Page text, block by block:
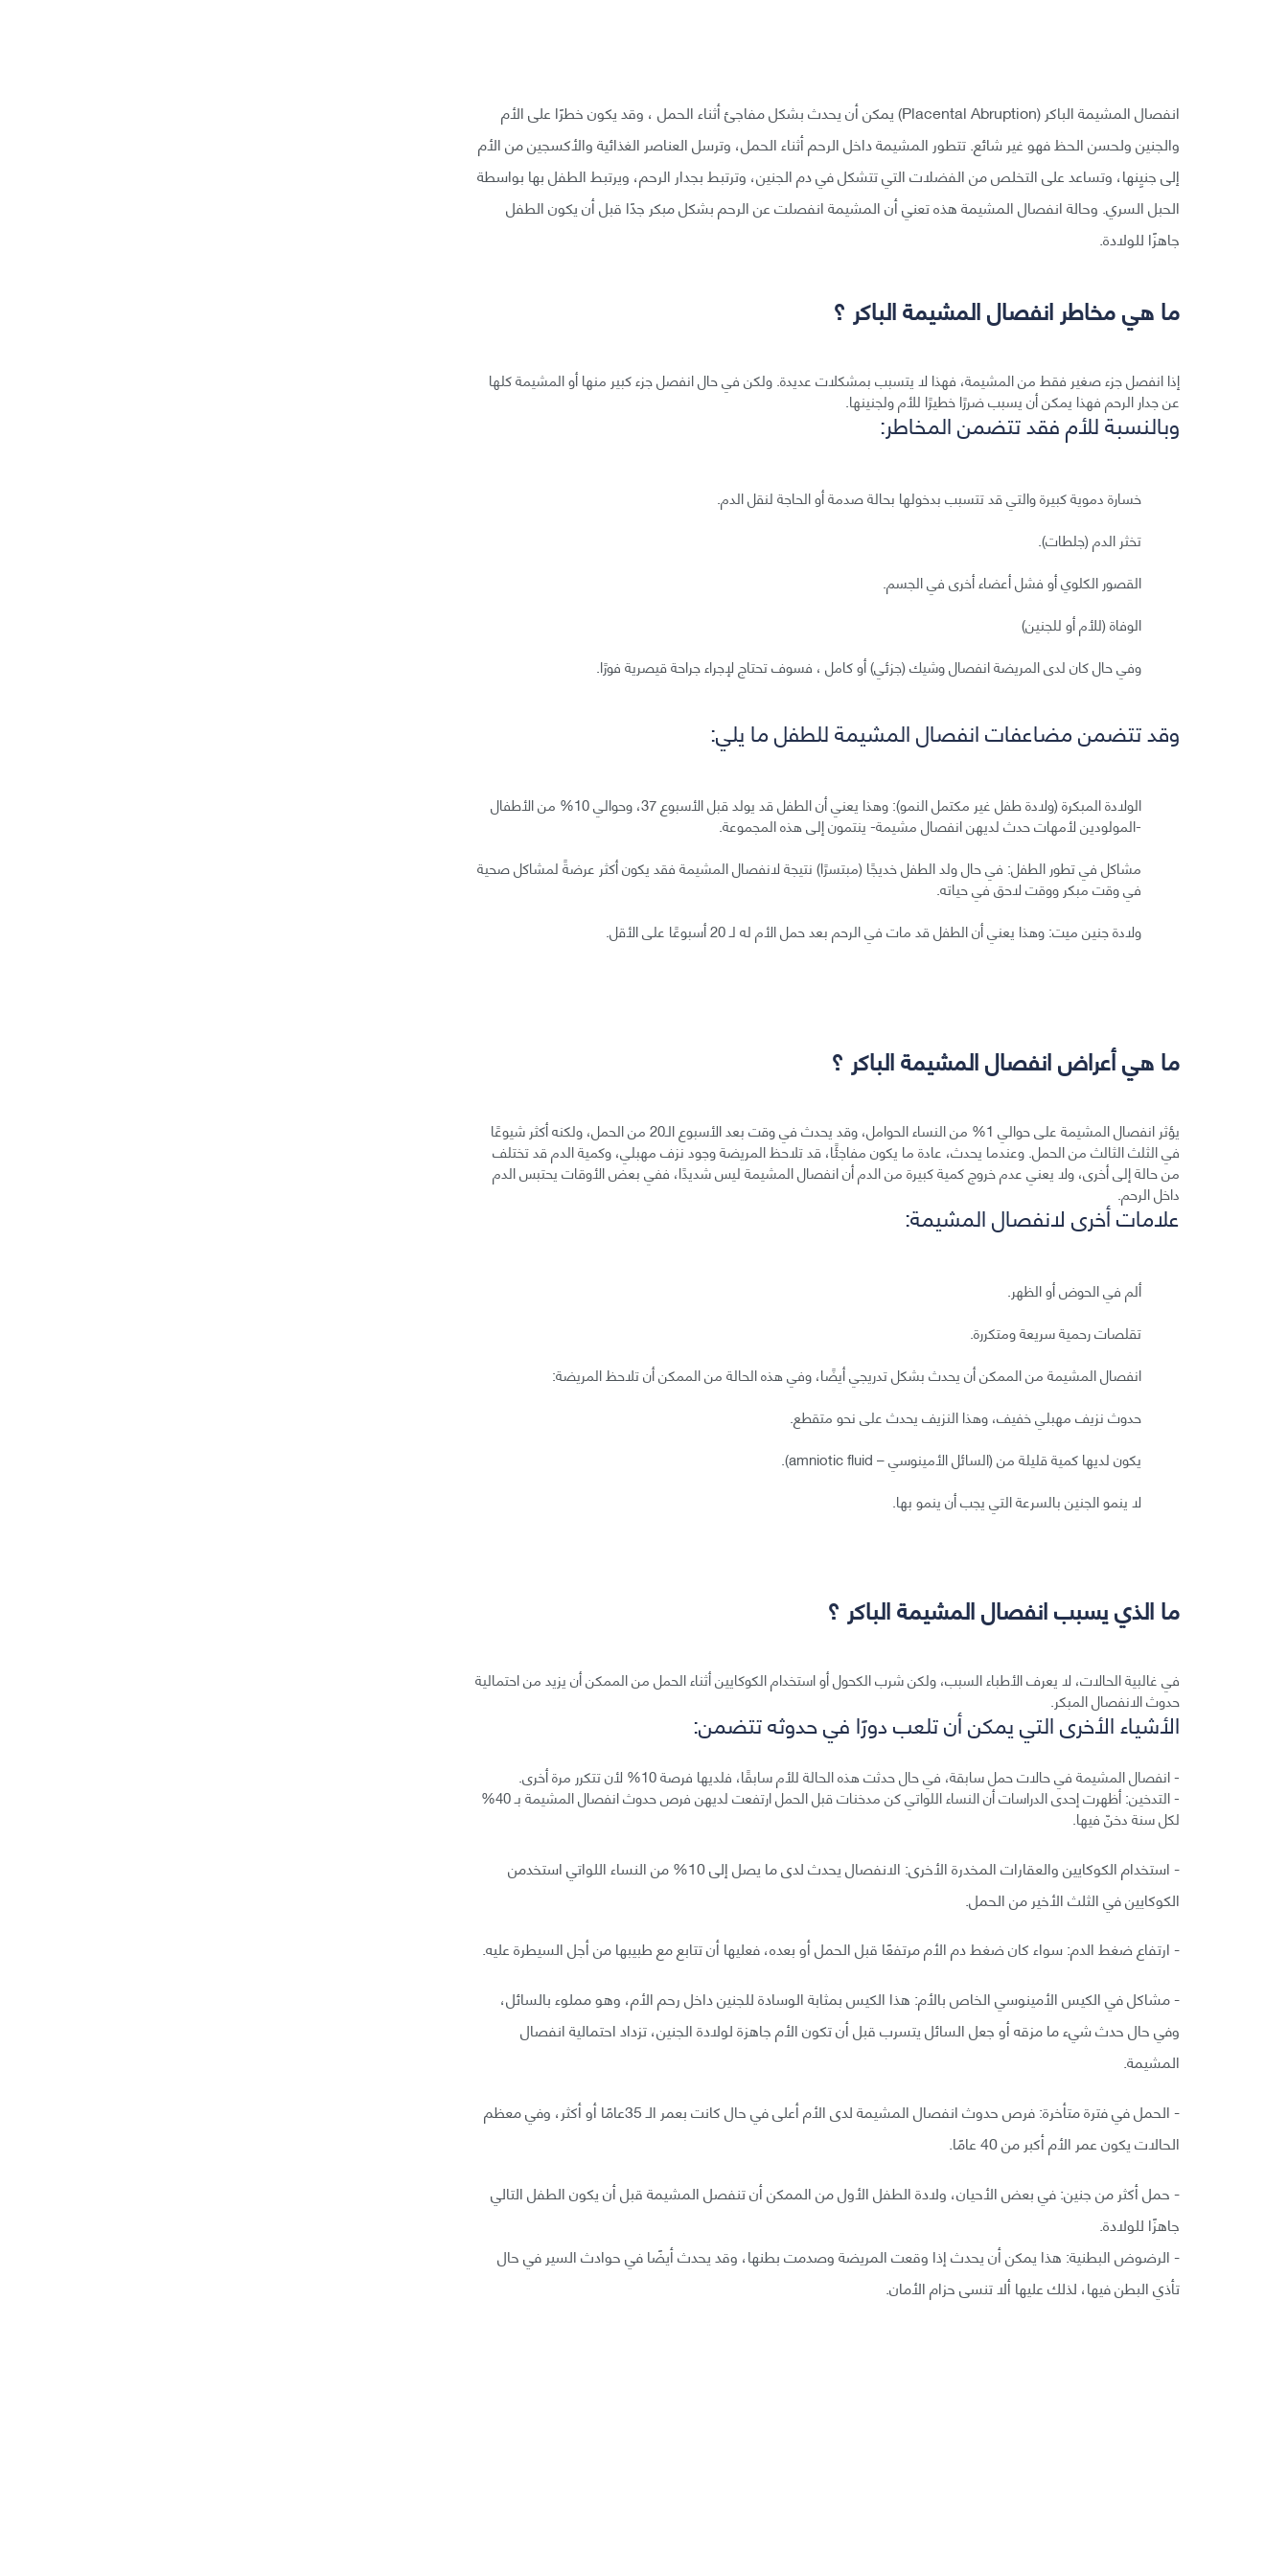
انفصال المشيمة الباكر (Placental Abruption) يمكن أن يحدث بشكل مفاجئ أثناء الحمل ، وقد يكون خطرًا على الأم
والجنين ولحسن الحظ فهو غير شائع. تتطور المشيمة داخل الرحم أثناء الحمل، وترسل العناصر الغذائية والأكسجين من الأم
إلى جنيِنها، وتساعد على التخلص من الفضلات التي تتشكل في دم الجنين، وترتبط بجدار الرحم، ويرتبط الطفل بها بواسطة
الحبل السري. وحالة انفصال المشيمة هذه تعني أن المشيمة انفصلت عن الرحم بشكل مبكر جدًا قبل أن يكون الطفل
جاهزًا للولادة.
ما هي مخاطر انفصال المشيمة الباكر ؟
إذا انفصل جزء صغير فقط من المشيمة، فهذا لا يتسبب بمشكلات عديدة. ولكن في حال انفصل جزء كبير منها أو المشيمة كلها
عن جدار الرحم فهذا يمكن أن يسبب ضررًا خطيرًا للأم ولجنينها.
وبالنسبة للأم فقد تتضمن المخاطر:
خسارة دموية كبيرة والتي قد تتسبب بدخولها بحالة صدمة أو الحاجة لنقل الدم.
تخثر الدم (جلطات).
القصور الكلوي أو فشل أعضاء أخرى في الجسم.
الوفاة (للأم أو للجنين)
وفي حال كان لدى المريضة انفصال وشيك (جزئي) أو كامل ، فسوف تحتاج لإجراء جراحة قيصرية فورًا.
وقد تتضمن مضاعفات انفصال المشيمة للطفل ما يلي:
الولادة المبكرة (ولادة طفل غير مكتمل النمو): وهذا يعني أن الطفل قد يولد قبل الأسبوع 37، وحوالي 10% من الأطفال
-المولودين لأمهات حدث لديهن انفصال مشيمة- ينتمون إلى هذه المجموعة.
مشاكل في تطور الطفل: في حال ولد الطفل خديجًا (مبتسرًا) نتيجة لانفصال المشيمة فقد يكون أكثر عرضةً لمشاكل صحية
في وقت مبكر ووقت لاحق في حياته.
ولادة جنين ميت: وهذا يعني أن الطفل قد مات في الرحم بعد حمل الأم له لـ 20 أسبوعًا على الأقل.
ما هي أعراض انفصال المشيمة الباكر ؟
يؤثر انفصال المشيمة على حوالي 1% من النساء الحوامل، وقد يحدث في وقت بعد الأسبوع الـ20 من الحمل، ولكنه أكثر شيوعًا
في الثلث الثالث من الحمل. وعندما يحدث، عادة ما يكون مفاجئًا، قد تلاحظ المريضة وجود نزف مهبلي، وكمية الدم قد تختلف
من حالة إلى أخرى، ولا يعني عدم خروج كمية كبيرة من الدم أن انفصال المشيمة ليس شديدًا، ففي بعض الأوقات يحتبس الدم
داخل الرحم.
علامات أخرى لانفصال المشيمة:
ألم في الحوض أو الظهر.
تقلصات رحمية سريعة ومتكررة.
انفصال المشيمة من الممكن أن يحدث بشكل تدريجي أيضًا، وفي هذه الحالة من الممكن أن تلاحظ المريضة:
حدوث نزيف مهبلي خفيف، وهذا النزيف يحدث على نحو متقطع.
يكون لديها كمية قليلة من (السائل الأمينوسي – amniotic fluid).
لا ينمو الجنين بالسرعة التي يجب أن ينمو بها.
ما الذي يسبب انفصال المشيمة الباكر ؟
في غالبية الحالات، لا يعرف الأطباء السبب، ولكن شرب الكحول أو استخدام الكوكايين أثناء الحمل من الممكن أن يزيد من احتمالية
حدوث الانفصال المبكر.
الأشياء الأخرى التي يمكن أن تلعب دورًا في حدوثه تتضمن:
- انفصال المشيمة في حالات حمل سابقة، في حال حدثت هذه الحالة للأم سابقًا، فلديها فرصة 10% لأن تتكرر مرة أخرى.
- التدخين: أظهرت إحدى الدراسات أن النساء اللواتي كن مدخنات قبل الحمل ارتفعت لديهن فرص حدوث انفصال المشيمة بـ 40%
لكل سنة دخنّ فيها.
- استخدام الكوكايين والعقارات المخدرة الأخرى: الانفصال يحدث لدى ما يصل إلى 10% من النساء اللواتي استخدمن
الكوكايين في الثلث الأخير من الحمل.
- ارتفاع ضغط الدم: سواء كان ضغط دم الأم مرتفعًا قبل الحمل أو بعده، فعليها أن تتابع مع طبيبها من أجل السيطرة عليه.
- مشاكل في الكيس الأمينوسي الخاص بالأم: هذا الكيس بمثابة الوسادة للجنين داخل رحم الأم، وهو مملوء بالسائل،
وفي حال حدث شيء ما مزقه أو جعل السائل يتسرب قبل أن تكون الأم جاهزة لولادة الجنين، تزداد احتمالية انفصال
المشيمة.
- الحمل في فترة متأخرة: فرص حدوث انفصال المشيمة لدى الأم أعلى في حال كانت بعمر الـ 35عامًا أو أكثر، وفي معظم
الحالات يكون عمر الأم أكبر من 40 عامًا.
- حمل أكثر من جنين: في بعض الأحيان، ولادة الطفل الأول من الممكن أن تنفصل المشيمة قبل أن يكون الطفل التالي
جاهزًا للولادة.
- الرضوض البطنية: هذا يمكن أن يحدث إذا وقعت المريضة وصدمت بطنها، وقد يحدث أيضًا في حوادث السير في حال
تأذي البطن فيها، لذلك عليها ألا تنسى حزام الأمان.